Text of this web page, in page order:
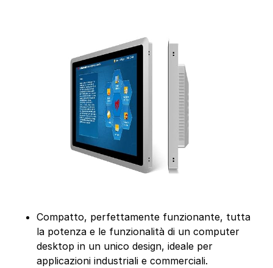
Compatto, perfettamente funzionante, tutta
la potenza e le funzionalità di un computer
desktop in un unico design, ideale per
applicazioni industriali e commerciali.